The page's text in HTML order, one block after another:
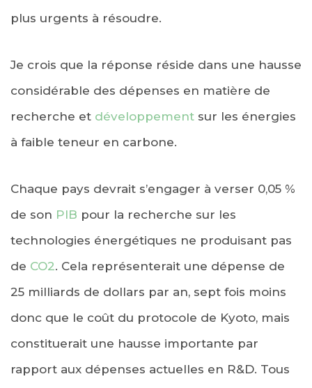
plus urgents à résoudre.
Je crois que la réponse réside dans une hausse
considérable des dépenses en matière de
recherche et développement sur les énergies
à faible teneur en carbone.
Chaque pays devrait s’engager à verser 0,05 %
de son PIB pour la recherche sur les
technologies énergétiques ne produisant pas
de CO2. Cela représenterait une dépense de
25 milliards de dollars par an, sept fois moins
donc que le coût du protocole de Kyoto, mais
constituerait une hausse importante par
rapport aux dépenses actuelles en R&D. Tous